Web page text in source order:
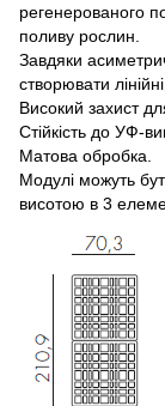
регенерованого
поливу рослин.
Завдяки
створювати
Високий захист
Стійкість до УФ-
Матова обробка.
Модулі можуть
висотою в 3